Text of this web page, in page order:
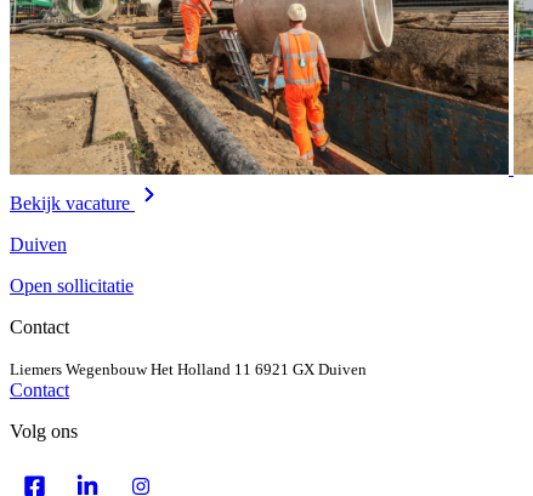
Bekijk vacature
Duiven
Open sollicitatie
Contact
Liemers WegenbouwHet Holland 11 6921 GX Duiven
Contact
Volg ons